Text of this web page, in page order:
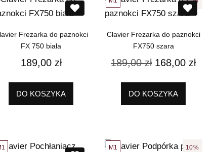
Frezarka do paznokci
FX 750 biała
189,00 zł
DO KOSZYKA
Clavier Frezarka do paznokci
FX750 szara
189,00zł 168,00 zł
DO KOSZYKA
10%
M1